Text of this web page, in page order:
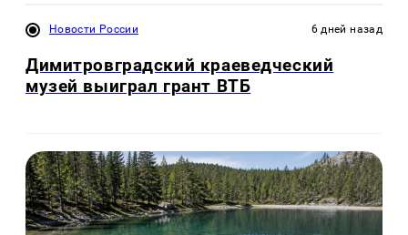
Новости России 6 дней назад
Димитровградский краеведческий
музей выиграл грант ВТБ